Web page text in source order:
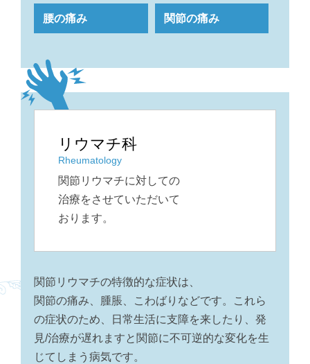
腰の痛み 関節の痛み
リウマチ科
Rheumatology
関節リウマチに対しての
治療をさせていただいて
おります。
関節リウマチの特徴的な症状は、
関節の痛み、腫脹、こわばりなどです。これら
の症状のため、日常生活に支障を来したり、発
見/治療が遅れますと関節に不可逆的な変化を生
じてしまう病気です。